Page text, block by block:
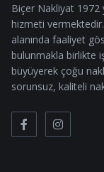
Biçer Nakliyat 1972
hizmeti
alanında faaliyet
bulunmakla birlikte
büyüyerek çoğu
sorunsuz, kaliteli